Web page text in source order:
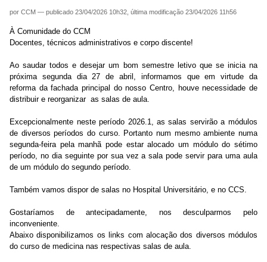
porCCM —publicado 23/04/2026 10h32,última modificação 23/04/2026 11h56
À Comunidade do CCM
Docentes, técnicos administrativos e corpo discente!
Ao saudar todos e desejar um bom semestre letivo que se inicia na
próxima segunda dia 27 de abril, informamos que em virtude da
reforma da fachada principal do nosso Centro, houve necessidade de
distribuir e reorganizar as salas de aula.
Excepcionalmente neste período 2026.1, as salas servirão a módulos
de diversos períodos do curso. Portanto num mesmo ambiente numa
segunda-feira pela manhã pode estar alocado um módulo do sétimo
período, no dia seguinte por sua vez a sala pode servir para uma aula
de um módulo do segundo período.
Também vamos dispor de salas no Hospital Universitário, e no CCS.
Gostaríamos de antecipadamente, nos desculparmos pelo
inconveniente.
Abaixo disponibilizamos os links com alocação dos diversos módulos
do curso de medicina nas respectivas salas de aula.